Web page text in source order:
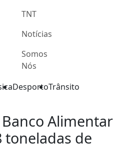
TNT
Notícias
Somos
Nós
DesportoTrânsito
Alimentar
toneladas de